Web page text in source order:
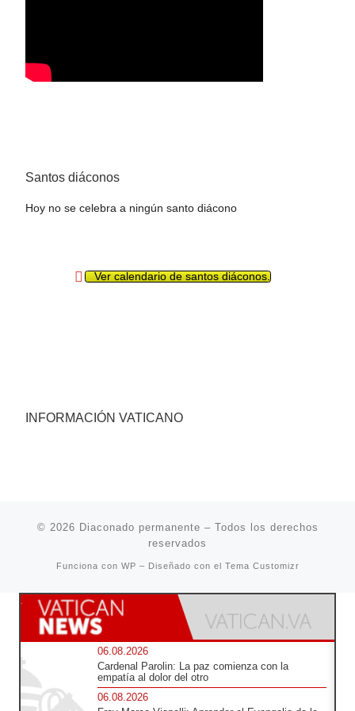
Santos diáconos
Hoy no se celebra a ningún santo diácono
Ver calendario de santos diáconos.
INFORMACIÓN VATICANO
© 2026 Diaconado permanente – Todos los derechos
reservados
Funciona con WP – Diseñado con el Tema Customizr
06.08.2026
Cardenal Parolin: La paz comienza con la
empatía al dolor del otro
06.08.2026